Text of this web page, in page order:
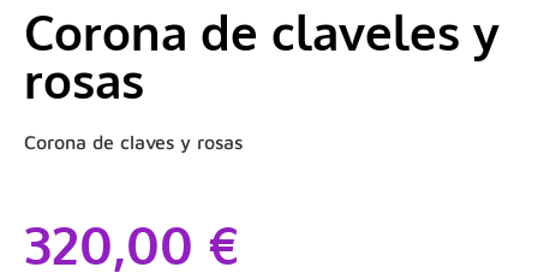
Corona de claveles y
rosas
Corona de claves y rosas
320,00 €